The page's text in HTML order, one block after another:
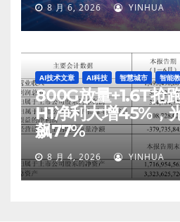
8 月 6, 2026 YINHUA
AI技术文章 AI科技 智慧城市 智能
800G放量+1.6T抢
H1净利大增45%，
飙77%
8 月 4, 2026 YINHUA